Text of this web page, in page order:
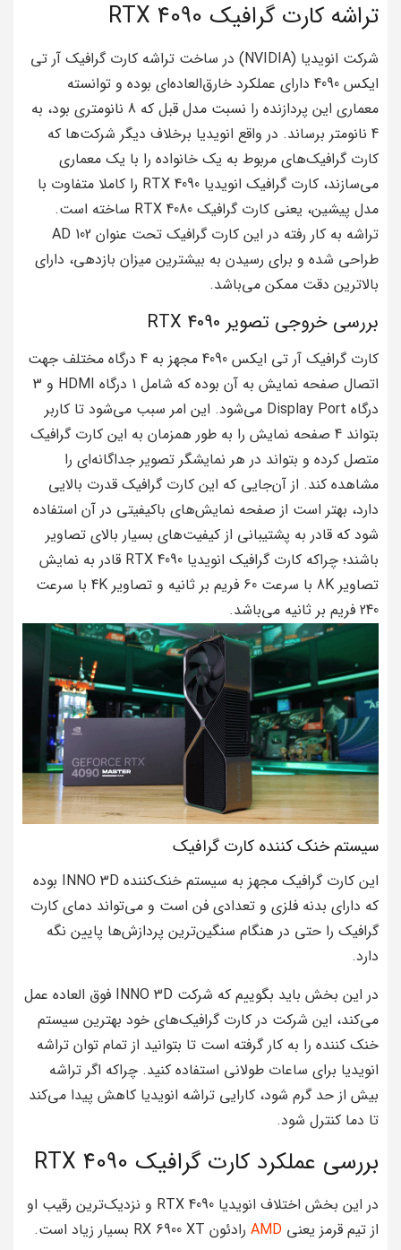
تراشه کارت گرافیک RTX 4090
شرکت انویدیا (NVIDIA) در ساخت تراشه کارت گرافیک آر تی
ایکس 4090 دارای عملکرد خارق‌العاده‌ای بوده و توانسته
معماری این پردازنده را نسبت مدل قبل که 8 نانومتری بود، به
4 نانومتر برساند. در واقع انویدیا برخلاف دیگر شرکت‌ها که
کارت گرافیک‌های مربوط به یک خانواده را با یک معماری
می‌سازند، کارت گرافیک انویدیا RTX 4090 را کاملا متفاوت با
مدل پیشین، یعنی کارت گرافیک RTX 4080 ساخته است.
تراشه به کار رفته در این کارت گرافیک تحت عنوان AD 102
طراحی شده و برای رسیدن به بیشترین میزان بازدهی، دارای
بالاترین دقت ممکن می‌باشد.
بررسی خروجی تصویر RTX 4090
کارت گرافیک آر تی ایکس 4090 مجهز به 4 درگاه مختلف جهت
اتصال صفحه نمایش به آن بوده که شامل 1 درگاه HDMI و 3
درگاه Display Port می‌شود. این امر سبب می‌شود تا کاربر
بتواند 4 صفحه نمایش را به طور همزمان به این کارت گرافیک
متصل کرده و بتواند در هر نمایشگر تصویر جداگانه‌ای را
مشاهده کند. از آن‌جایی که این کارت گرافیک قدرت بالایی
دارد، بهتر است از صفحه نمایش‌های باکیفیتی در آن استفاده
شود که قادر به پشتیبانی از کیفیت‌های بسیار بالای تصاویر
باشند؛ چراکه کارت گرافیک انویدیا RTX 4090 قادر به نمایش
تصاویر 8K با سرعت 60 فریم بر ثانیه و تصاویر 4K با سرعت
240 فریم بر ثانیه می‌باشد.
سیستم خنک کننده کارت گرافیک
این کارت گرافیک مجهز به سیستم خنک‌کننده INNO 3D بوده
که دارای بدنه فلزی و تعدادی فن است و می‌تواند دمای کارت
گرافیک را حتی در هنگام سنگین‌ترین پردازش‌ها پایین نگه
دارد.
در این بخش باید بگوییم که شرکت INNO 3D فوق العاده عمل
می‌کند، این شرکت در کارت گرافیک‌های خود بهترین سیستم
خنک کننده را به کار گرفته است تا بتوانید از تمام توان تراشه
انویدیا برای ساعات طولانی استفاده کنید. چراکه اگر تراشه
بیش از حد گرم شود، کارایی تراشه انویدیا کاهش پیدا می‌کند
تا دما کنترل شود.
بررسی عملکرد کارت گرافیک RTX 4090
در این بخش اختلاف انویدیا RTX 4090 و نزدیک‌ترین رقیب او
از تیم قرمز یعنی AMD رادئون RX 6900 XT بسیار زیاد است.